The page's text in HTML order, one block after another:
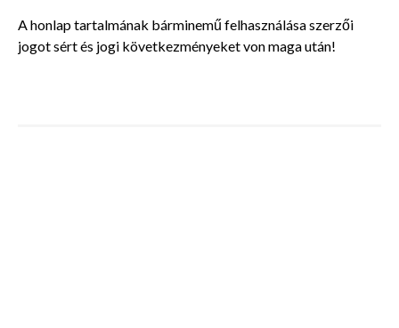
A honlap tartalmának bárminemű felhasználása szerzői
jogot sért és jogi következményeket von maga után!